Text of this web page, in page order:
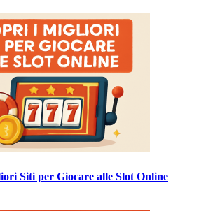
Siti per Giocare alle Slot Online